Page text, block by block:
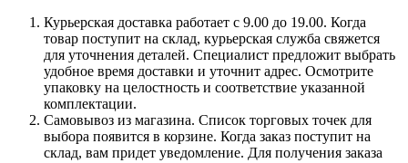
Курьерская доставка работает с 9.00 до 19.00. Когда
товар поступит на склад, курьерская служба свяжется
для уточнения деталей. Специалист предложит выбрать
удобное время доставки и уточнит адрес. Осмотрите
упаковку на целостность и соответствие указанной
комплектации.
Самовывоз из магазина. Список торговых точек для
выбора появится в корзине. Когда заказ поступит на
склад, вам придет уведомление. Для получения заказа